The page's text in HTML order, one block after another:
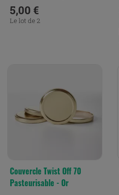
mm.
Prix
5,00 €
Le lot de 2
Couvercle Twist Off 70
Pasteurisable - Or